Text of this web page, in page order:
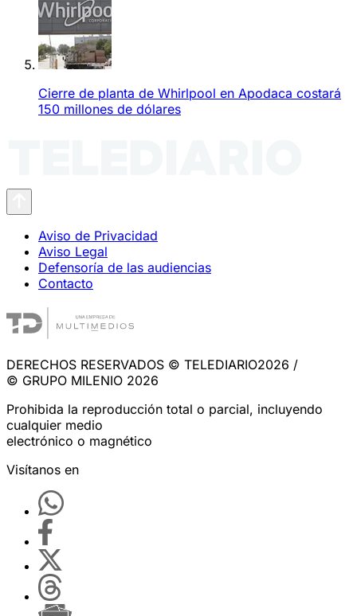
Cierre de planta de Whirlpool en Apodaca costará
150 millones de dólares
Aviso de Privacidad
Aviso Legal
Defensoría de las audiencias
Contacto
DERECHOS RESERVADOS © TELEDIARIO2026 /
© GRUPO MILENIO 2026
Prohibida la reproducción total o parcial, incluyendo
cualquier medio
electrónico o magnético
Visítanos en